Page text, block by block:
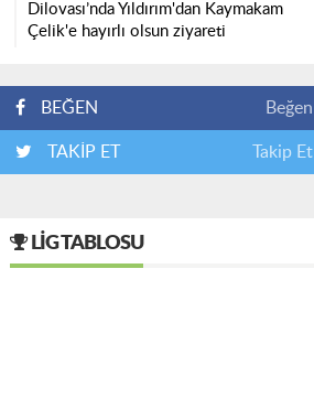
Dilovası’nda Yıldırım'dan Kaymakam
Çelik'e hayırlı olsun ziyareti
BEĞEN Beğen
TAKİP ET Takip Et
LIG TABLOSU